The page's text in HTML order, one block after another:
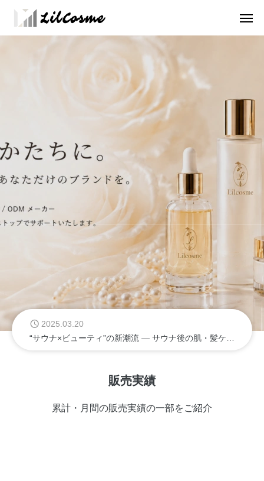
2025.03.20
販売実績
累計・月間の販売実績の一部をご紹介